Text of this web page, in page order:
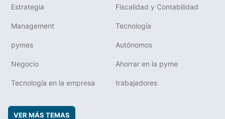
Estrategia Fiscalidad y Contabilidad
Management Tecnología
pymes Autónomos
Negocio Ahorrar en la pyme
Tecnología en la empresa trabajadores
VER MÁS TEMAS